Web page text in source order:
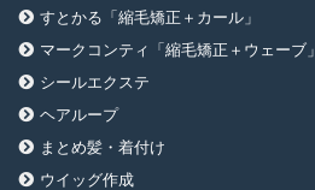
すとかる「縮毛矯正＋カール」
マークコンティ「縮毛矯正＋ウェーブ」
シールエクステ
ヘアループ
まとめ髪・着付け
ウイッグ作成